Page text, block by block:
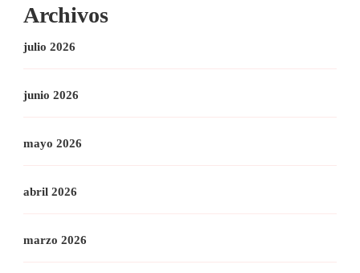
Archivos
julio 2026
junio 2026
mayo 2026
abril 2026
marzo 2026